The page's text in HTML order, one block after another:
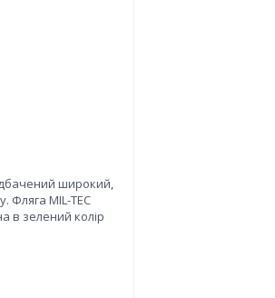
широкий,
Фляга MIL-TEC
в зелений колір